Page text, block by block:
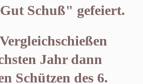
Schuß" gefeiert.
Jahr dann
Schützen des 6.